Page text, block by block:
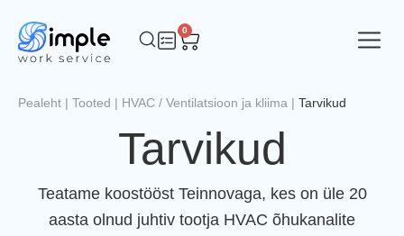
0
Pealeht | Tooted | HVAC / Ventilatsioon ja kliima | Tarvikud
Tarvikud
Teatame koostööst Teinnovaga, kes on üle 20
aasta olnud juhtiv tootja HVAC õhukanalite